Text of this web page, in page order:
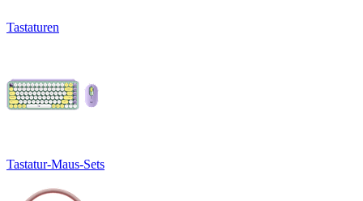
Tastaturen
Tastatur-Maus-Sets